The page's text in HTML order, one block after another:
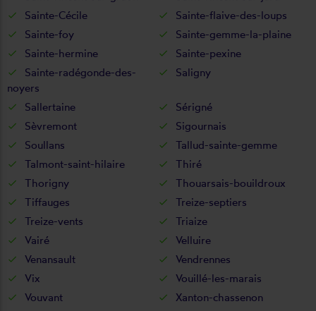
Sainte-Cécile
Sainte-flaive-des-loups
Sainte-foy
Sainte-gemme-la-plaine
Sainte-hermine
Sainte-pexine
Sainte-radégonde-des-
noyers
Saligny
Sallertaine
Sérigné
Sèvremont
Sigournais
Soullans
Tallud-sainte-gemme
Talmont-saint-hilaire
Thiré
Thorigny
Thouarsais-bouildroux
Tiffauges
Treize-septiers
Treize-vents
Triaize
Vairé
Velluire
Venansault
Vendrennes
Vix
Vouillé-les-marais
Vouvant
Xanton-chassenon